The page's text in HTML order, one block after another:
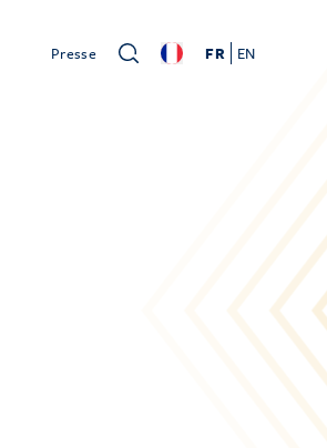
Presse FR EN